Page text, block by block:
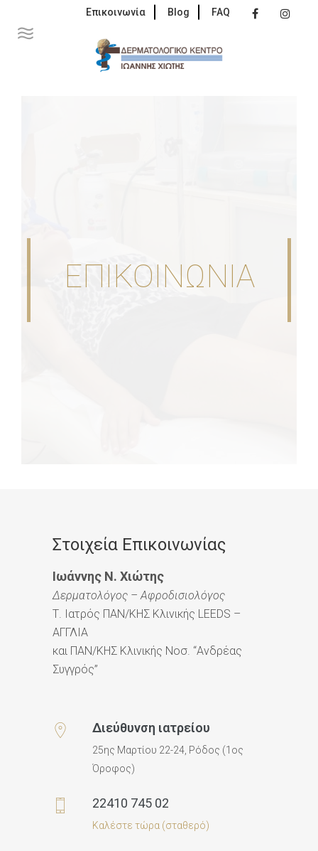
Επικοινωνία Blog FAQ
ΕΠΙΚΟΙΝΩΝΙΑ
Στοιχεία Επικοινωνίας
Ιωάννης Ν. Χιώτης
Δερματολόγος – Αφροδισιολόγος
Τ. Ιατρός ΠΑΝ/ΚΗΣ Κλινικής LEEDS –
ΑΓΓΛΙΑ
​και ΠΑΝ/ΚΗΣ Κλινικής Νοσ. “Ανδρέας
Συγγρός”
Διεύθυνση ιατρείου
25ης Μαρτίου 22-24, Ρόδος (1ος
Όροφος)
22410 745 02
Καλέστε τώρα (σταθερό)